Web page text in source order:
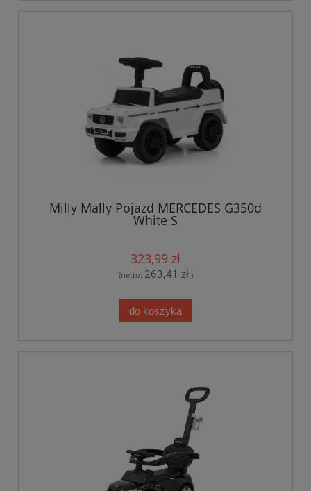
Milly Mally Pojazd MERCEDES G350d
White S
323,99 zł
(netto: 263,41 zł)
do koszyka